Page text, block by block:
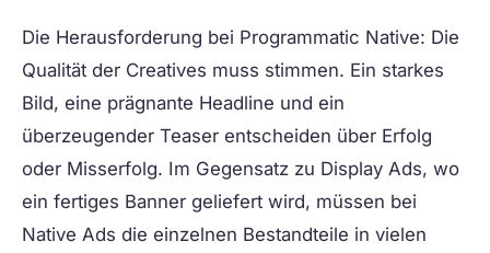
Die Herausforderung bei Programmatic Native: Die
Qualität der Creatives muss stimmen. Ein starkes
Bild, eine prägnante Headline und ein
überzeugender Teaser entscheiden über Erfolg
oder Misserfolg. Im Gegensatz zu Display Ads, wo
ein fertiges Banner geliefert wird, müssen bei
Native Ads die einzelnen Bestandteile in vielen